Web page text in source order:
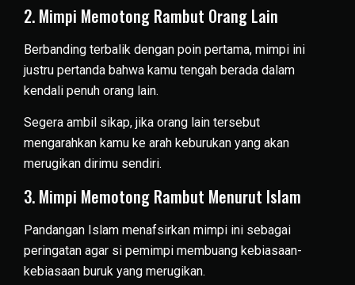
2. Mimpi Memotong Rambut Orang Lain
Berbanding terbalik dengan poin pertama, mimpi ini
justru pertanda bahwa kamu tengah berada dalam
kendali penuh orang lain.
Segera ambil sikap, jika orang lain tersebut
mengarahkan kamu ke arah keburukan yang akan
merugikan dirimu sendiri.
3. Mimpi Memotong Rambut Menurut Islam
Pandangan Islam menafsirkan mimpi ini sebagai
peringatan agar si pemimpi membuang kebiasaan-
kebiasaan buruk yang merugikan.